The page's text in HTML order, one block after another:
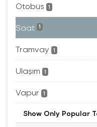
Otobüs 1
Saat 1
Tramvay 1
Ulaşım 1
Vapur 1
Show Only Popular